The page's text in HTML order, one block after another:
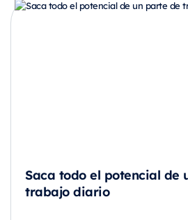
Saca todo el potencial de
trabajo diario